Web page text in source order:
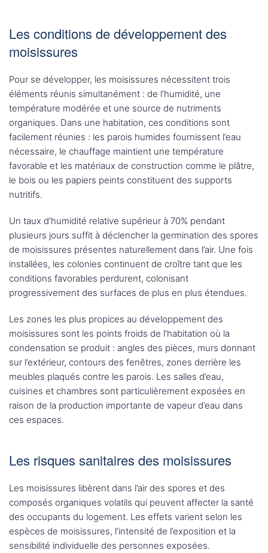
Les conditions de développement des
moisissures
Pour se développer, les moisissures nécessitent trois
éléments réunis simultanément : de l’humidité, une
température modérée et une source de nutriments
organiques. Dans une habitation, ces conditions sont
facilement réunies : les parois humides fournissent l’eau
nécessaire, le chauffage maintient une température
favorable et les matériaux de construction comme le plâtre,
le bois ou les papiers peints constituent des supports
nutritifs.
Un taux d’humidité relative supérieur à 70% pendant
plusieurs jours suffit à déclencher la germination des spores
de moisissures présentes naturellement dans l’air. Une fois
installées, les colonies continuent de croître tant que les
conditions favorables perdurent, colonisant
progressivement des surfaces de plus en plus étendues.
Les zones les plus propices au développement des
moisissures sont les points froids de l’habitation où la
condensation se produit : angles des pièces, murs donnant
sur l’extérieur, contours des fenêtres, zones derrière les
meubles plaqués contre les parois. Les salles d’eau,
cuisines et chambres sont particulièrement exposées en
raison de la production importante de vapeur d’eau dans
ces espaces.
Les risques sanitaires des moisissures
Les moisissures libèrent dans l’air des spores et des
composés organiques volatils qui peuvent affecter la santé
des occupants du logement. Les effets varient selon les
espèces de moisissures, l’intensité de l’exposition et la
sensibilité individuelle des personnes exposées.